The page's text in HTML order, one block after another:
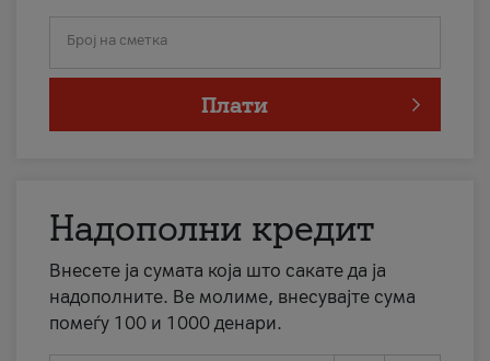
Број на сметка
Плати
Надополни кредит
Внесете ја сумата која што сакате да ја
надополните. Ве молиме, внесувајте сума
помеѓу 100 и 1000 денари.